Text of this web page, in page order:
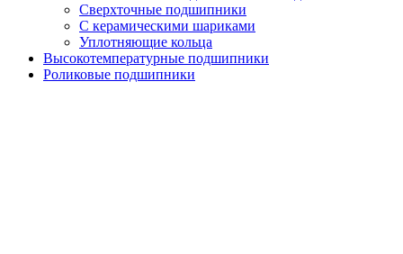
Сверхточные подшипники
С керамическими шариками
Уплотняющие кольца
Высокотемпературные подшипники
Роликовые подшипники